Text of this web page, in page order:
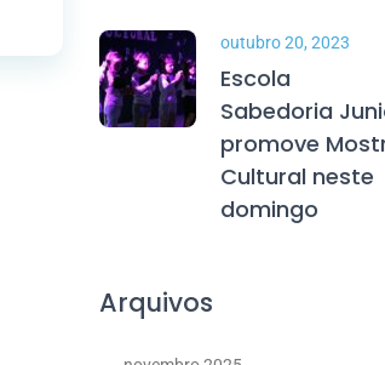
outubro 20, 2023
Escola
Sabedoria
promove
Cultural neste
domingo
Arquivos